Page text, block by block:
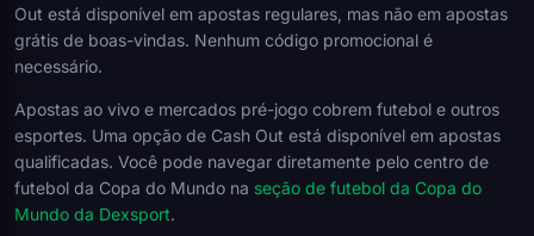
Out está disponível em apostas regulares, mas não em apostas
grátis de boas-vindas. Nenhum código promocional é
necessário.
Apostas ao vivo e mercados pré-jogo cobrem futebol e outros
esportes. Uma opção de Cash Out está disponível em apostas
qualificadas. Você pode navegar diretamente pelo centro de
futebol da Copa do Mundo na seção de futebol da Copa do
Mundo da Dexsport.